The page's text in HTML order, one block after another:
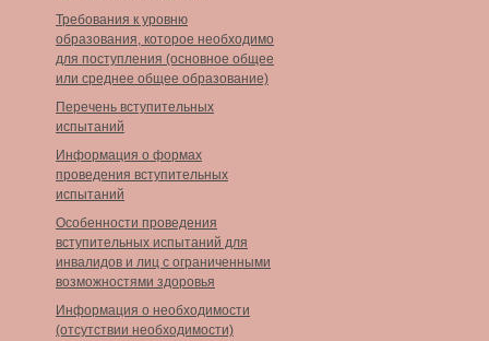
Требования к уровню
образования, которое необходимо
для поступления (основное общее
или среднее общее образование)
Перечень вступительных
испытаний
Информация о формах
проведения вступительных
испытаний
Особенности проведения
вступительных испытаний для
инвалидов и лиц с ограниченными
возможностями здоровья
Информация о необходимости
(отсутствии необходимости)